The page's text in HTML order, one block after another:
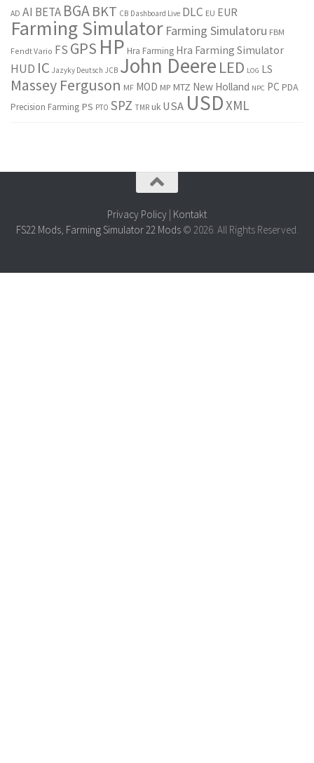
AD AI BETA BGABKT CB Dashboard Live DLC EU EUR
Farming Simulator Farming Simulatoru FBM
Fendt Vario FS GPS HP Hra Farming Hra Farming Simulator
HUD IC Jazyky Deutsch JCB John Deere LED LOG LS
Massey Ferguson MF MOD MP MTZ New Holland NPC PC PDA
Precision Farming PS PTO SPZ TMR uk USA USDXML
Privacy Policy | Kontakt
FS22 Mods, Farming Simulator 22 Mods© 2026. All Rights Reserved.